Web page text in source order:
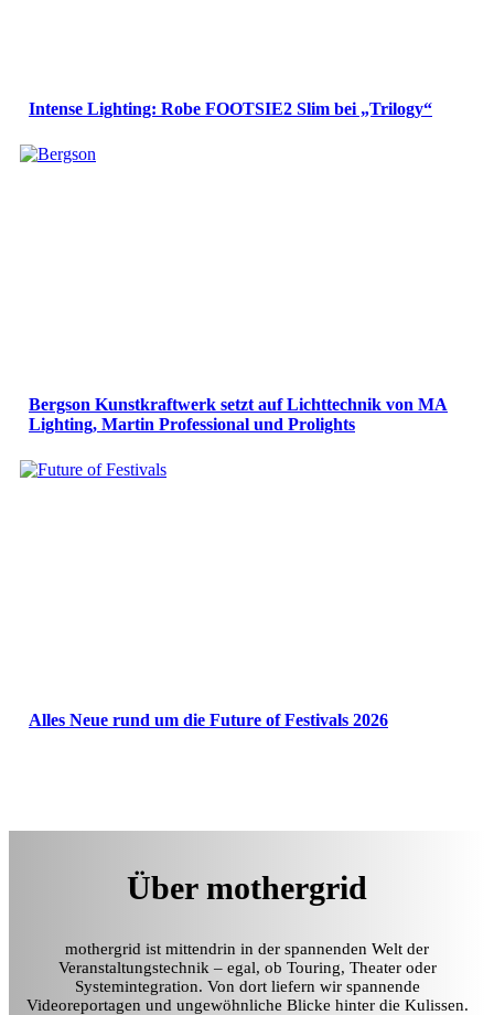
Intense Lighting: Robe FOOTSIE2 Slim bei „Trilogy“
Bergson Kunstkraftwerk setzt auf Lichttechnik von MA
Lighting, Martin Professional und Prolights
Alles Neue rund um die Future of Festivals 2026
Über mothergrid
mothergrid ist mittendrin in der spannenden Welt der
Veranstaltungstechnik – egal, ob Touring, Theater oder
Systemintegration. Von dort liefern wir spannende
Videoreportagen und ungewöhnliche Blicke hinter die Kulissen.